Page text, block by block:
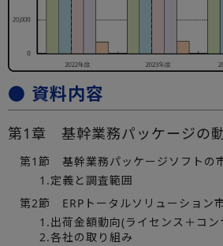
● 資料内容
第1章 基幹業務パッケージの
第1節 基幹業務パッケージソフトの
1.定義と調査範囲
第2節 ERPトータルソリューション
1.出荷金額動向(ライセンス＋コン
2.各社の取り組み